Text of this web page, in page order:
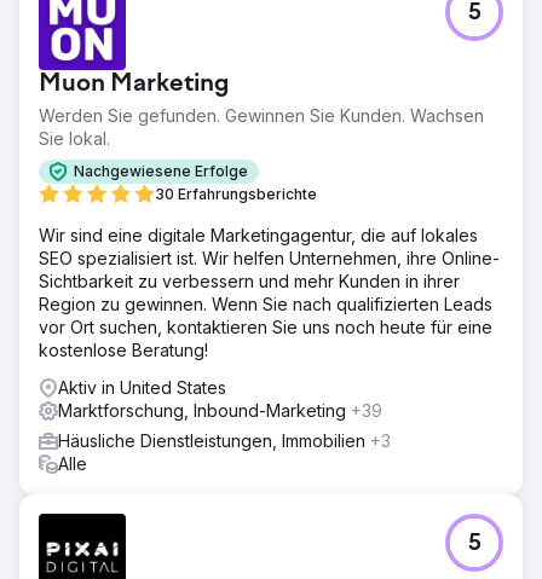
Muon Marketing
Werden Sie gefunden. Gewinnen Sie Kunden. Wachsen
Sie lokal.
Nachgewiesene Erfolge
30 Erfahrungsberichte
5
Wir sind eine digitale Marketingagentur, die auf lokales
SEO spezialisiert ist. Wir helfen Unternehmen, ihre Online-
Sichtbarkeit zu verbessern und mehr Kunden in ihrer
Region zu gewinnen. Wenn Sie nach qualifizierten Leads
vor Ort suchen, kontaktieren Sie uns noch heute für eine
kostenlose Beratung!
Aktiv in United States
Marktforschung, Inbound-Marketing +39
Häusliche Dienstleistungen, Immobilien +3
Alle
5